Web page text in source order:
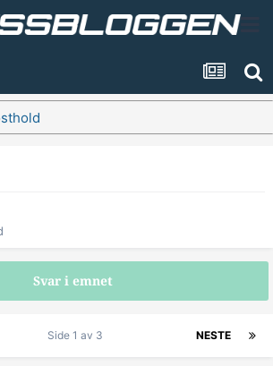
Svar i emnet
NESTE
Side 1 av 3